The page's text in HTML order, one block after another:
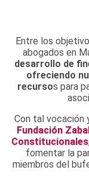
Entre los
abogados en
desarrollo de
ofreciendo
recursos para
Con tal vocación
Fundación
Constitucionales
fomentar la
miembros del